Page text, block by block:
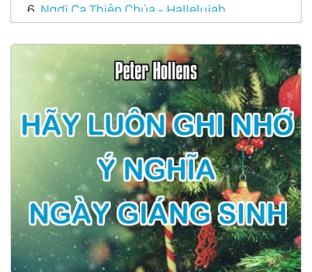
6. Ngợi Ca Thiên Chúa - Hallelujah
Chúa Giáng Sinh - Hallelujah Christmas
Mừng Vui Lên Vì Thiên Chúa Đã Đến - God
Rest Ye Merry Gentlemen
10.Mùa Noel Đầu Tiên - The First Noel
11.
Khi Bạn Có Đức Tin - When You Believe
12.
Hồng Ân Diệu Kỳ - Amazing Grace
Thánh Ca Cổ Dân Gian Ailen - Be Thou My
Vision
14. Câu Chuyện Quý Giá Nhất Thế Gian - The
Best Story In The World